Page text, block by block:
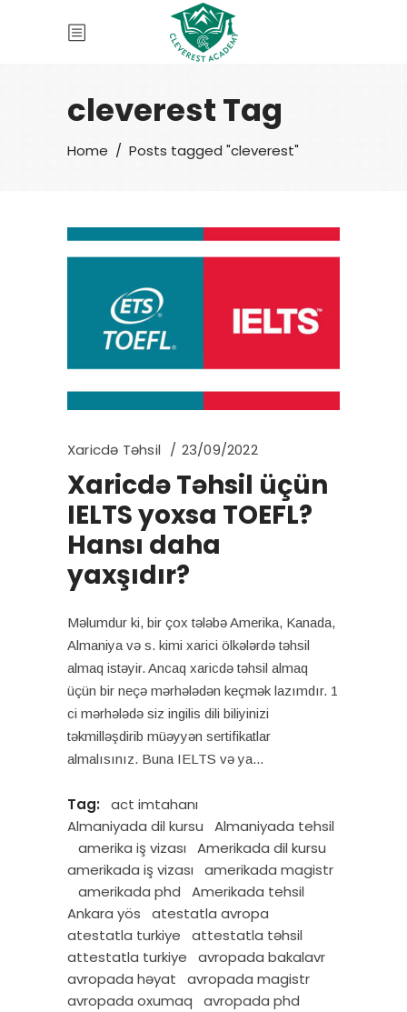
cleverest Tag
Home / Posts tagged "cleverest"
Xaricdə Təhsil 23/09/2022
Xaricdə Təhsil üçün
IELTS yoxsa TOEFL?
Hansı daha
yaxşıdır?
Məlumdur ki, bir çox tələbə Amerika, Kanada,
Almaniya və s. kimi xarici ölkələrdə təhsil
almaq istəyir. Ancaq xaricdə təhsil almaq
üçün bir neçə mərhələdən keçmək lazımdır. 1
ci mərhələdə siz ingilis dili biliyinizi
təkmilləşdirib müəyyən sertifikatlar
almalısınız. Buna IELTS və ya
Tag:
act imtahanı
Almaniyada dil kursu
Almaniyada tehsil
amerika iş vizası
Amerikada dil kursu
amerikada iş vizası
amerikada magistr
amerikada phd
Amerikada tehsil
Ankara yös
atestatla avropa
atestatla turkiye
attestatla təhsil
attestatla turkiye
avropada bakalavr
avropada həyat
avropada magistr
avropada oxumaq
avropada phd